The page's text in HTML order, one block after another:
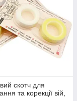
скотч для
та корекції вій,